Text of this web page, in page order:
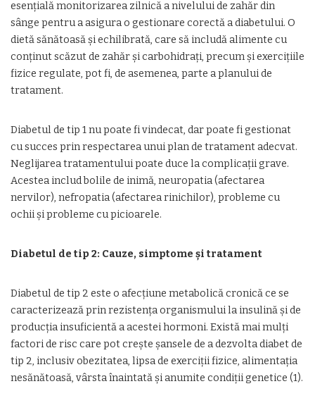
esențială monitorizarea zilnică a nivelului de zahăr din
sânge pentru a asigura o gestionare corectă a diabetului. O
dietă sănătoasă și echilibrată, care să includă alimente cu
conținut scăzut de zahăr și carbohidrați, precum și exercițiile
fizice regulate, pot fi, de asemenea, parte a planului de
tratament.
Diabetul de tip 1 nu poate fi vindecat, dar poate fi gestionat
cu succes prin respectarea unui plan de tratament adecvat.
Neglijarea tratamentului poate duce la complicații grave.
Acestea includ bolile de inimă, neuropatia (afectarea
nervilor), nefropatia (afectarea rinichilor), probleme cu
ochii și probleme cu picioarele.
Diabetul de tip 2: Cauze, simptome și tratament
Diabetul de tip 2 este o afecțiune metabolică cronică ce se
caracterizează prin rezistența organismului la insulină și de
producția insuficientă a acestei hormoni. Există mai mulți
factori de risc care pot crește șansele de a dezvolta diabet de
tip 2, inclusiv obezitatea, lipsa de exerciții fizice, alimentația
nesănătoasă, vârsta înaintată și anumite condiții genetice (1).